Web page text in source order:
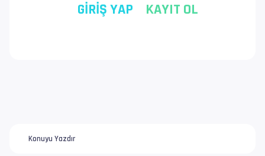
GİRİŞ YAP KAYIT OL
Konuyu Yazdır